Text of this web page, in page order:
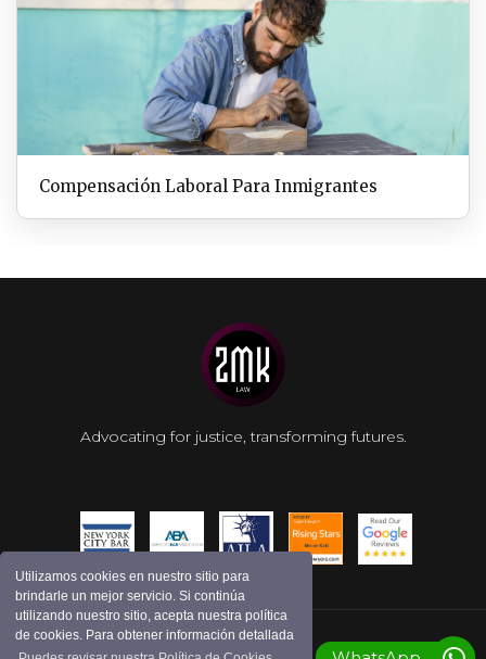
Utilizamos cookies en nuestro sitio para
brindarle un mejor servicio. Si continúa
utilizando nuestro sitio, acepta nuestra política
de cookies. Para obtener información detallada
Compensación Laboral Para Inmigrantes
Advocating for justice, transforming futures.